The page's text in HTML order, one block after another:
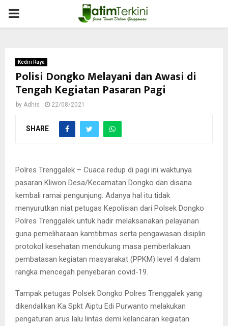
PRIMARY
Kediri Raya
Polisi Dongko Melayani dan Awasi di
Tengah Kegiatan Pasaran Pagi
by Adhis 22/08/2021
SHARE
Polres Trenggalek – Cuaca redup di pagi ini waktunya
pasaran Kliwon Desa/Kecamatan Dongko dan disana
kembali ramai pengunjung. Adanya hal itu tidak
menyurutkan niat petugas Kepolisian dari Polsek Dongko
Polres Trenggalek untuk hadir melaksanakan pelayanan
guna pemeliharaan kamtibmas serta pengawasan disiplin
protokol kesehatan mendukung masa pemberlakuan
pembatasan kegiatan masyarakat (PPKM) level 4 dalam
rangka mencegah penyebaran covid-19.
Tampak petugas Polsek Dongko Polres Trenggalek yang
dikendalikan Ka Spkt Aiptu Edi Purwanto melakukan
pengaturan arus lalu lintas demi kelancaran kegiatan